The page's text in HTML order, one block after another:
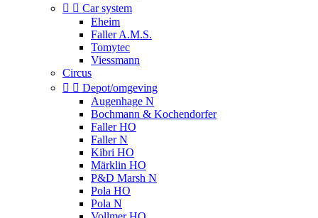
  Car system
Eheim
Faller A.M.S.
Tomytec
Viessmann
Circus
  Depot/omgeving
Augenhage N
Bochmann & Kochendorfer
Faller HO
Faller N
Kibri HO
Märklin HO
P&D Marsh N
Pola HO
Pola N